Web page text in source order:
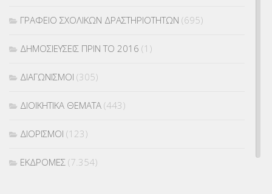
ΓΡΑΦΕΙΟ ΣΧΟΛΙΚΩΝ ΔΡΑΣΤΗΡΙΟΤΗΤΩΝ (695)
ΔΗΜΟΣΙΕΥΣΕΙΣ ΠΡΙΝ ΤΟ 2016 (1)
ΔΙΑΓΩΝΙΣΜΟΙ (305)
ΔΙΟΙΚΗΤΙΚΑ ΘΕΜΑΤΑ (443)
ΔΙΟΡΙΣΜΟΙ (123)
ΕΚΔΡΟΜΕΣ (7.354)